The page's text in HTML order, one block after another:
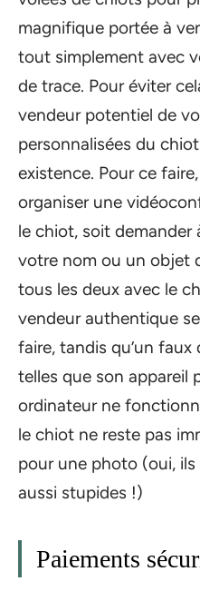
magnifique portée à
tout simplement avec
de trace. Pour éviter
vendeur potentiel de
personnalisées du
existence. Pour ce
organiser une
le chiot, soit demander
votre nom ou un objet
tous les deux avec le
vendeur authentique
faire, tandis qu’un faux
telles que son appareil
ordinateur ne
le chiot ne reste pas
pour une photo (oui,
aussi stupides !)
Paiements